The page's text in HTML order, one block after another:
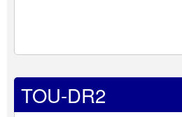
TOU-DR2